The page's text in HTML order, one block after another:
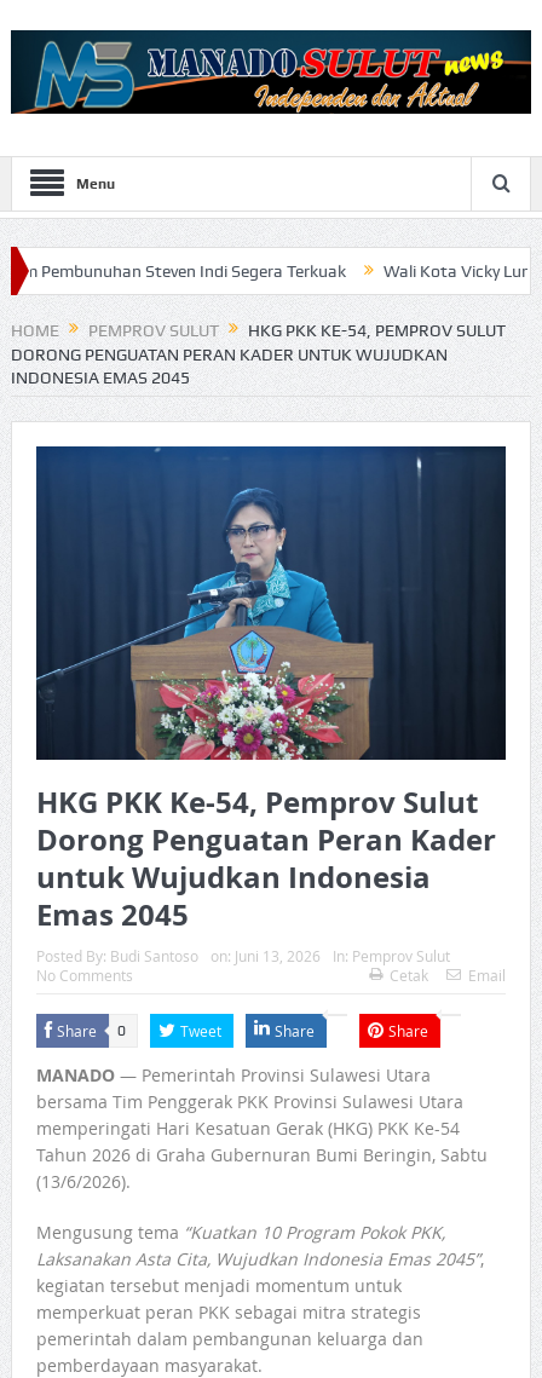
Menu
Steven Indi Segera Terkuak Wali Kota Vicky Lumentut
HOME PEMPROV SULUT
HKG PKK KE-54, PEMPROV SULUT
DORONG PENGUATAN PERAN KADER UNTUK WUJUDKAN
INDONESIA EMAS 2045
HKG PKK Ke-54, Pemprov Sulut
Dorong Penguatan Peran Kader
untuk Wujudkan Indonesia
Emas 2045
Posted By: Budi Santoso on: Juni 13, 2026 In: Pemprov Sulut
No Comments
Cetak Email
Share 0 Tweet Share Share
MANADO— Pemerintah Provinsi Sulawesi Utara
bersama Tim Penggerak PKK Provinsi Sulawesi Utara
memperingati Hari Kesatuan Gerak (HKG) PKK Ke-54
Tahun 2026 di Graha Gubernuran Bumi Beringin, Sabtu
(13/6/2026).
Mengusung tema “Kuatkan 10 Program Pokok PKK,
Laksanakan Asta Cita, Wujudkan Indonesia Emas 2045”,
kegiatan tersebut menjadi momentum untuk
memperkuat peran PKK sebagai mitra strategis
pemerintah dalam pembangunan keluarga dan
pemberdayaan masyarakat.